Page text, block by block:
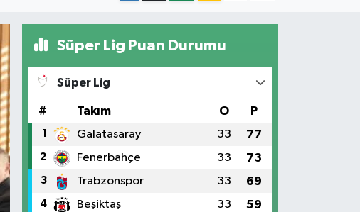
Süper Lig Puan Durumu
Süper Lig
# Takım O P
1 Galatasaray 33 77
2 Fenerbahçe 33 73
3 Trabzonspor 33 69
4 Beşiktaş 33 59